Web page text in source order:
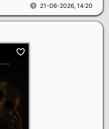
21-06-2026, 14:20